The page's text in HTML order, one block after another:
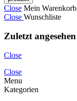
Close Mein Warenkorb
Close Wunschliste
Zuletzt angesehen
Close
Close
Menu
Kategorien